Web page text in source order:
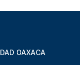
OAXACA